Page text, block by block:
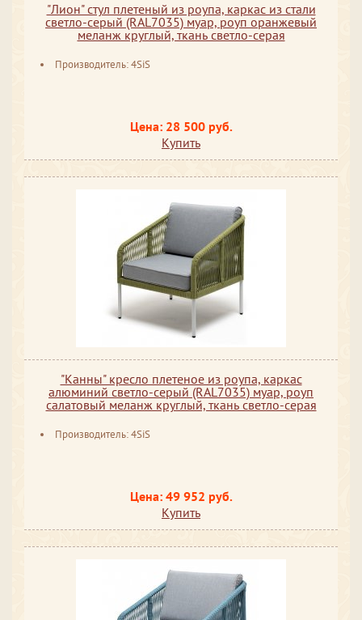
"Лион" стул плетеный из роупа, каркас из стали
светло-серый (RAL7035) муар, роуп оранжевый
меланж круглый, ткань светло-серая
Производитель: 4SiS
Цена: 28 500 руб.
Купить
"Канны" кресло плетеное из роупа, каркас
алюминий светло-серый (RAL7035) муар, роуп
салатовый меланж круглый, ткань светло-серая
Производитель: 4SiS
Цена: 49 952 руб.
Купить